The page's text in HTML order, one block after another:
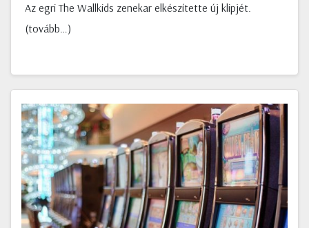
Az egri The Wallkids zenekar elkészítette új klipjét.
(tovább…)